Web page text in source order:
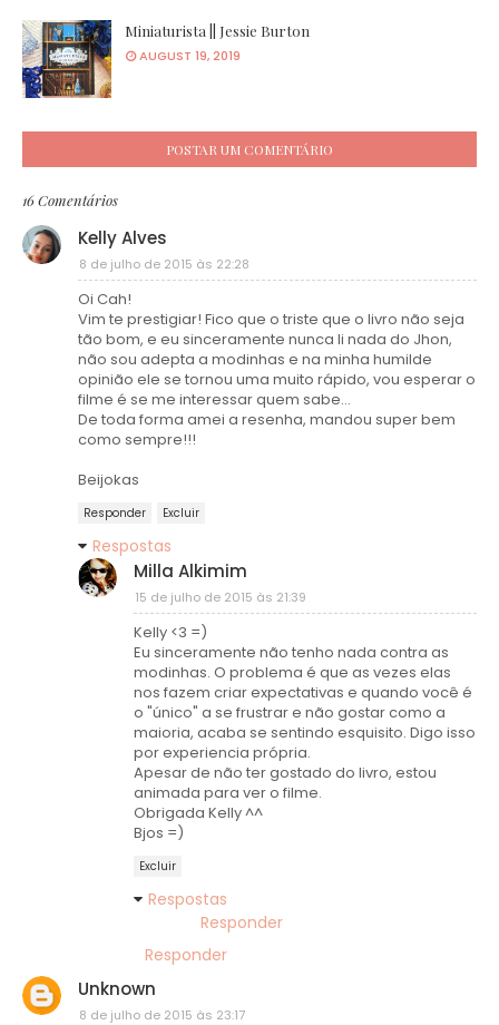
Miniaturista || Jessie Burton
AUGUST 19, 2019
POSTAR UM COMENTÁRIO
16 Comentários
Kelly Alves
8 de julho de 2015 às 22:28
Oi Cah!
Vim te prestigiar! Fico que o triste que o livro não seja
tão bom, e eu sinceramente nunca li nada do Jhon,
não sou adepta a modinhas e na minha humilde
opinião ele se tornou uma muito rápido, vou esperar o
filme é se me interessar quem sabe...
De toda forma amei a resenha, mandou super bem
como sempre!!!
Beijokas
Responder Excluir
Respostas
Milla Alkimim
15 de julho de 2015 às 21:39
Kelly <3 =)
Eu sinceramente não tenho nada contra as
modinhas. O problema é que as vezes elas
nos fazem criar expectativas e quando você é
o "único" a se frustrar e não gostar como a
maioria, acaba se sentindo esquisito. Digo isso
por experiencia própria.
Apesar de não ter gostado do livro, estou
animada para ver o filme.
Obrigada Kelly ^^
Bjos =)
Excluir
Respostas
Responder
Responder
Unknown
8 de julho de 2015 às 23:17